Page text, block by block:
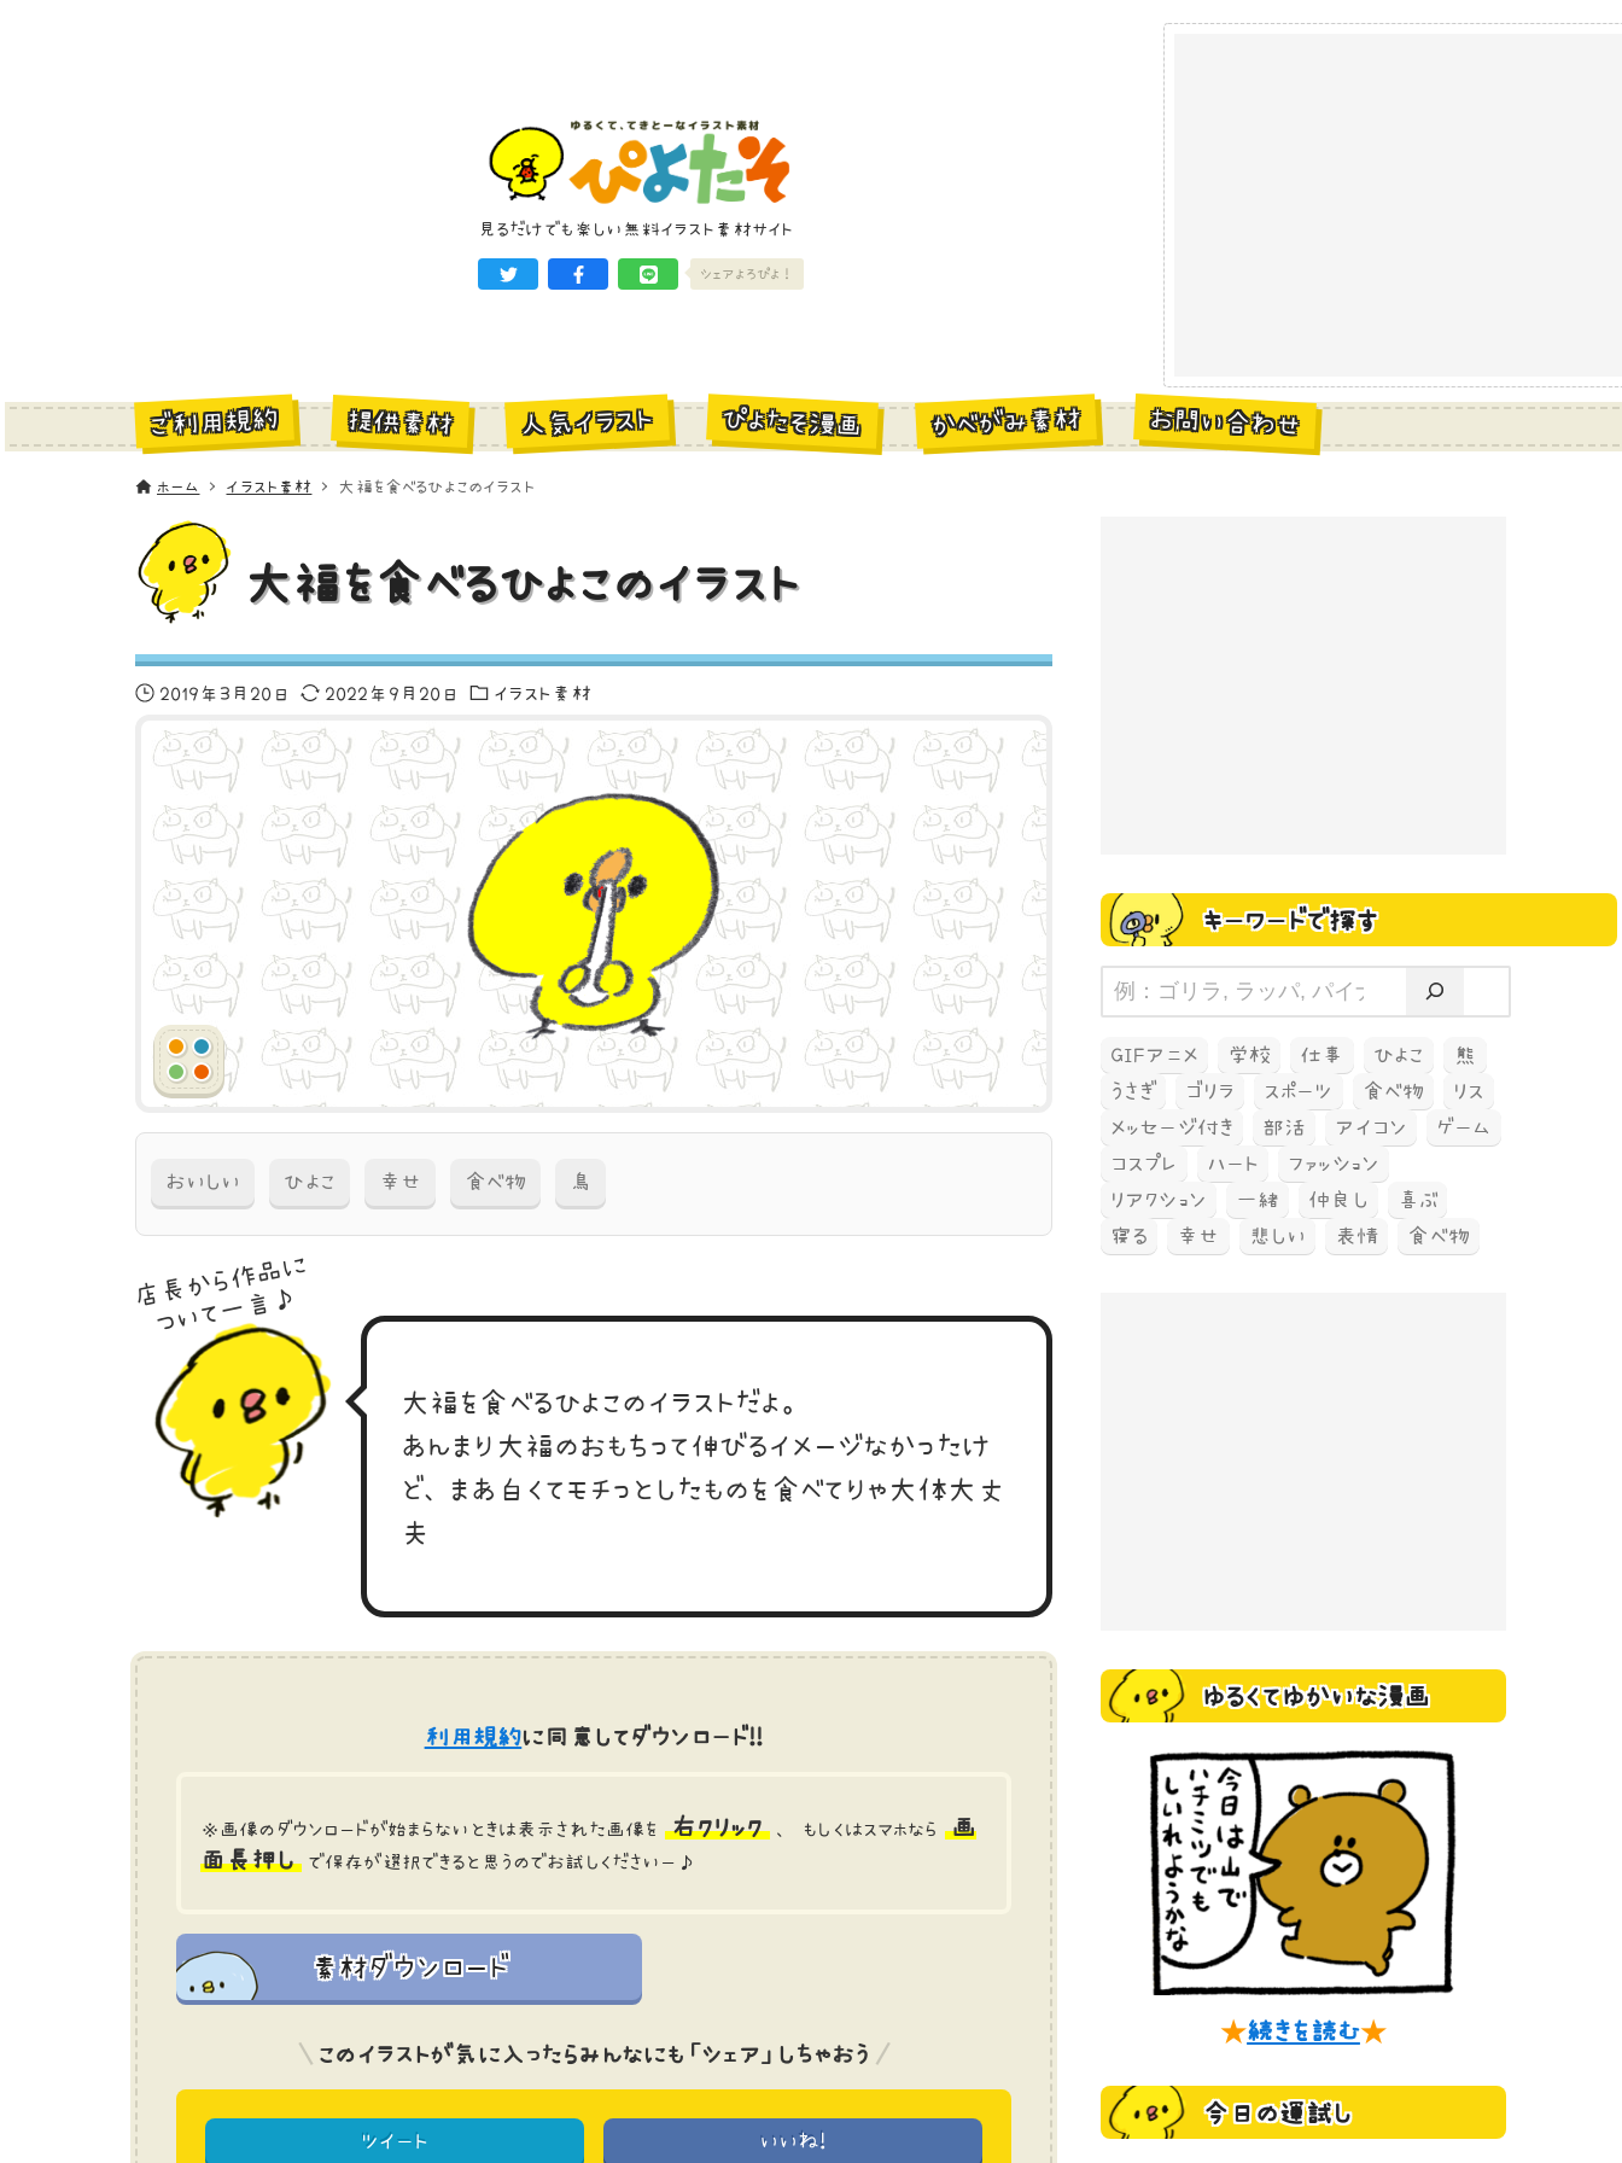
見るだけでも楽しい無料イラスト素材サイト
シェアよろぴよ！
ご利用規約 提供素材 人気イラスト ぴよたそ漫画 かべがみ素材 お問い合わせ
ホーム イラスト素材 大福を食べるひよこのイラスト
大福を食べるひよこのイラスト
2019年3月20日 2022年9月20日 イラスト素材
おいしい ひよこ 幸せ 食べ物 鳥
店長から作品に
ついて一言♪
大福を食べるひよこのイラストだよ。
あんまり大福のおもちって伸びるイメージなかったけ
ど、まあ白くてモチっとしたものを食べてりゃ大体大丈
夫
利用規約に同意してダウンロード!!
※画像のダウンロードが始まらないときは表示された画像を 右クリック 、 もしくはスマホなら
画
面長押し
で保存が選択できると思うのでお試しくださいー♪
素材ダウンロード
このイラストが気に入ったらみんなにも「シェア」しちゃおう
ツイート いいね!
キーワードで探す
GIFアニメ 学校 仕事 ひよこ
熊
うさぎ
ゴリラ スポーツ 食べ物
リス
メッセージ付き
部活 アイコン
ゲーム
コスプレ
ハート
ファッション
リアクション
一緒 仲良し
喜ぶ
寝る
幸せ 悲しい 表情 食べ物
ゆるくてゆかいな漫画
★続きを読む★
今日の運試し